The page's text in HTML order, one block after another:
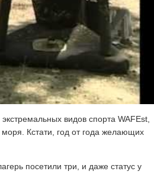
видов спорта WAFEst,
моря. Кстати, год от года желающих
посетили три, и даже статус у